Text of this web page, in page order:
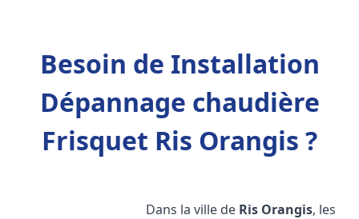
Besoin de Installation
Dépannage chaudière
Frisquet Ris Orangis ?
Dans la ville de Ris Orangis, les